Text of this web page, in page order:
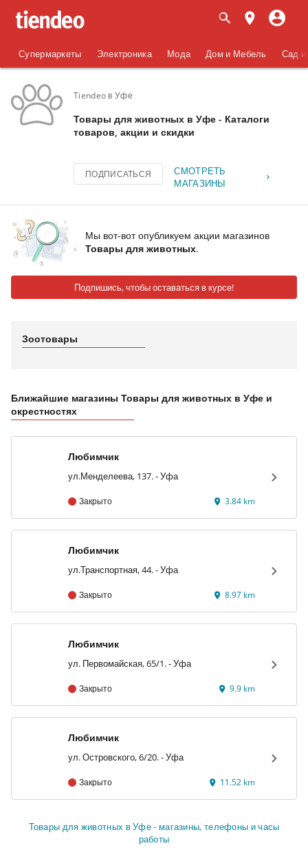
Супермаркеты Электроника Мода Дом и Мебель Сад и
Tiendeo в Уфе
Товары для животных в Уфе - Каталоги
товаров, акции и скидки
ПОДПИСАТЬСЯ
СМОТРЕТЬ
МАГАЗИНЫ
Мы вот-вот опубликуем акции магазинов
Товары для животных.
Подпишись, чтобы оставаться в курсе!
Зоотовары
Ближайшие магазины Товары для животных в Уфе и
окрестностях
Любимчик
ул.Менделеева, 137. - Уфа
Закрыто 3.84 km
Любимчик
ул.Транспортная, 44. - Уфа
Закрыто 8.97 km
Любимчик
ул. Первомайская, 65/1. - Уфа
Закрыто 9.9 km
Любимчик
ул. Островского, 6/20. - Уфа
Закрыто 11.52 km
Товары для животных в Уфе - магазины, телефоны и часы
работы